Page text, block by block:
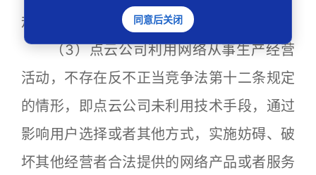
规定的相关情形。
（3）点云公司利用网络从事生产经营
活动，不存在反不正当竞争法第十二条规定
的情形，即点云公司未利用技术手段，通过
影响用户选择或者其他方式，实施妨碍、破
坏其他经营者合法提供的网络产品或者服务
同意后关闭